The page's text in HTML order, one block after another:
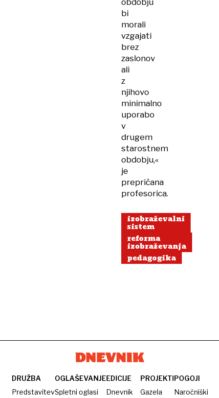
obdobju
bi
morali
vzgajati
brez
zaslonov
ali
z
njihovo
minimalno
uporabo
v
drugem
starostnem
obdobju,«
je
prepričana
profesorica.
izobraževalni
sistem
reforma
izobraževanja
pedagogika
DRUŽBA
Predstavitev
OGLAŠEVANJE
Spletni oglasi
EDICIJE
Dnevnik
PROJEKTI
Gazela
POGOJI
Naročniški